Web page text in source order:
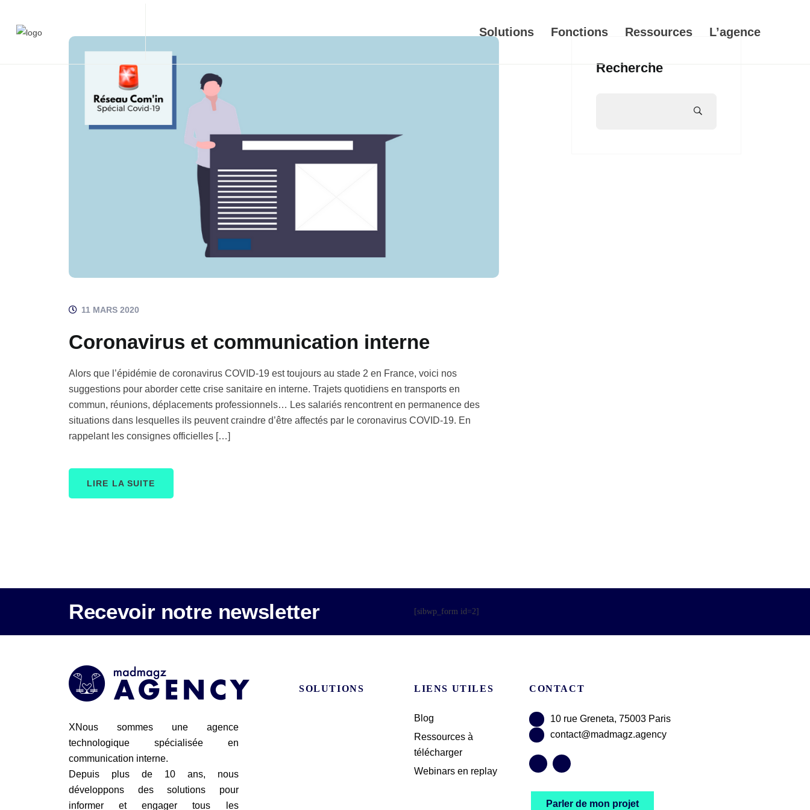
Solutions Fonctions Ressources L’agence
11 MARS 2020
Coronavirus et communication interne
Alors que l’épidémie de coronavirus COVID-19 est toujours au stade 2 en France, voici nos
suggestions pour aborder cette crise sanitaire en interne. Trajets quotidiens en transports en
commun, réunions, déplacements professionnels… Les salariés rencontrent en permanence des
situations dans lesquelles ils peuvent craindre d’être affectés par le coronavirus COVID-19. En
rappelant les consignes officielles […]
LIRE LA SUITE
Recherche
Recevoir notre newsletter [sibwp_form id=2]
XNous sommes une agence
technologique spécialisée en
communication interne.
Depuis plus de 10 ans, nous
développons des solutions pour
informer et engager tous les
SOLUTIONS LIENS UTILES
Blog
Ressources à
télécharger
Webinars en replay
CONTACT
10 rue Greneta, 75003 Paris
contact@madmagz.agency
Parler de mon projet